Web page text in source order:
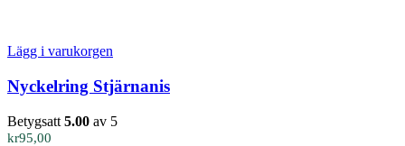
Lägg i varukorgen
Nyckelring Stjärnanis
Betygsatt 5.00 av 5
kr95,00